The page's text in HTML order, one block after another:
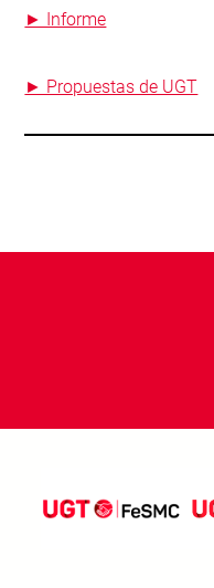
► Informe
► Propuestas de UGT